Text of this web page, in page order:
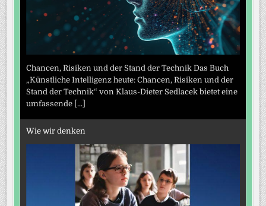
Chancen, Risiken und der Stand der Technik Das Buch
„Künstliche Intelligenz heute: Chancen, Risiken und der
Stand der Technik“ von Klaus-Dieter Sedlacek bietet eine
umfassende [...]
Wie wir denken